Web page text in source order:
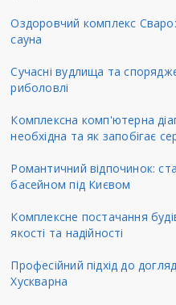
Оздоровчий комплекс
сауна
Сучасні вудлища та
риболовлі
Комплексна комп'ютерна
необхідна та як запобігає
Романтичний відпочинок:
басейном під Києвом
Комплексне постачання
якості та надійності
Професійний підхід до
Хускварна